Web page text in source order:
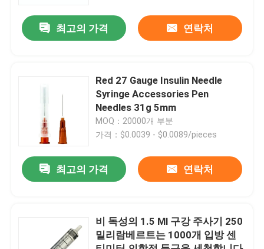
공장 투어
연락처
견적 요청
의학 실리콘 고무
충돌 시린지 플런저
최고의 가격 연락처
Red 27 Gauge Insulin Needle
Syringe Accessories Pen
Needles 31g 5mm
MOQ：20000개 부분
가격：$0.0039 - $0.0089/pieces
최고의 가격 연락처
비 독성의 1.5 Ml 구강 주사기 250
밀리람베르트는 1000개 입방 센